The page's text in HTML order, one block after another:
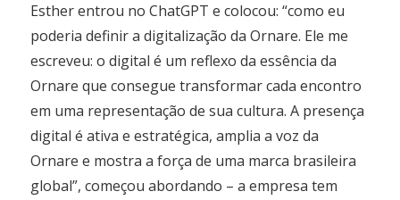
Esther entrou no ChatGPT e colocou: “como eu
poderia definir a digitalização da Ornare. Ele me
escreveu: o digital é um reflexo da essência da
Ornare que consegue transformar cada encontro
em uma representação de sua cultura. A presença
digital é ativa e estratégica, amplia a voz da
Ornare e mostra a força de uma marca brasileira
global”, começou abordando – a empresa tem